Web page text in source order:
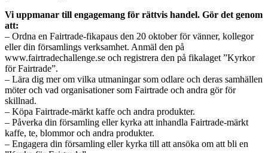
Vi uppmanar till engagemang för rättvis handel. Gör det genom
att:
– Ordna en Fairtrade-fikapaus den 20 oktober för vänner, kollegor
eller din församlings verksamhet. Anmäl den på
www.fairtradechallenge.se och registrera den på fikalaget ”Kyrkor
för Fairtrade”.
– Lära dig mer om vilka utmaningar som odlare och deras samhällen
möter och vad organisationer som Fairtrade och andra gör för
skillnad.
– Köpa Fairtrade-märkt kaffe och andra produkter.
– Påverka din församling eller kyrka att inhandla Fairtrade-märkt
kaffe, te, blommor och andra produkter.
– Engagera din församling eller kyrka till att ansöka om att bli en